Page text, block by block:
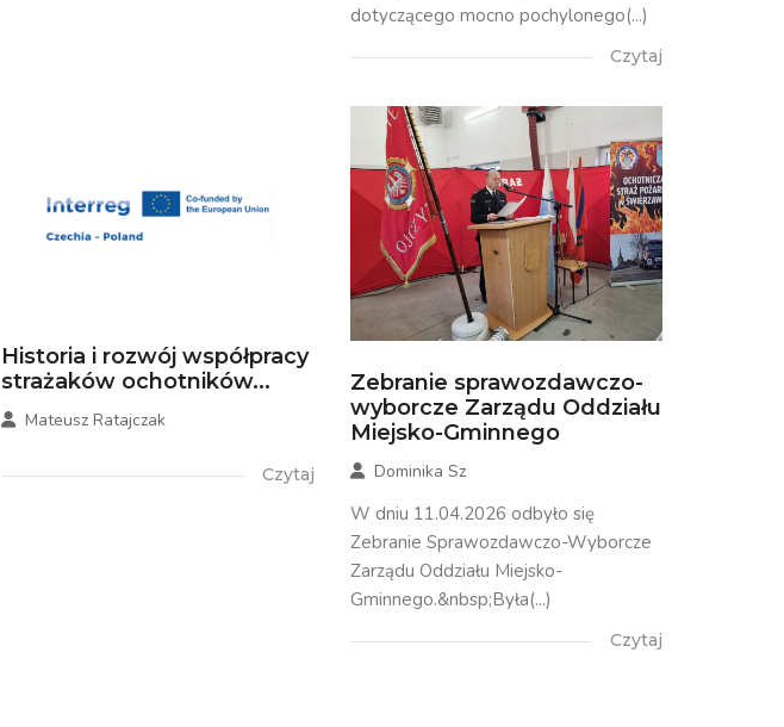
dotyczącego mocno pochylonego(...)
Czytaj
Historia i rozwój współpracy
strażaków ochotników...
Mateusz Ratajczak
Czytaj
Zebranie sprawozdawczo-
wyborcze Zarządu Oddziału
Miejsko-Gminnego
Dominika Sz
W dniu 11.04.2026 odbyło się
Zebranie Sprawozdawczo-Wyborcze
Zarządu Oddziału Miejsko-
Gminnego.&nbsp;Była(...)
Czytaj